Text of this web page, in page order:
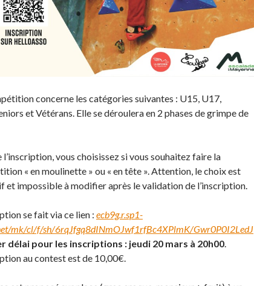
concerne les catégories suivantes : U15, U17,
et Vétérans. Elle se déroulera en 2 phases de grimpe de
l’inscription, vous choisissez si vous souhaitez faire la
« en moulinette » ou « en tête ». Attention, le choix est
et impossible à modifier après le validation de l’inscription.
se fait via ce lien : ecb9g.r.sp1-
mk/cl/f/sh/6rqJfgq8dINmOJwf1rfBc4XPlmK/Gwr0P0I2LedJ
délai pour les inscriptions : jeudi 20 mars à 20h00.
au contest est de 10,00€.